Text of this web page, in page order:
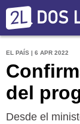
EL PAÍS | 6 APR 2022
del
Desde el